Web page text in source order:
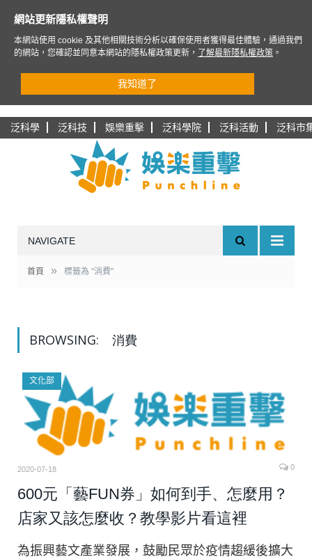
泛科學 泛科技 娛樂重擊 泛科學院 泛科活動 泛科市
NAVIGATE
首頁 » 標籤為 "消費"
BROWSING: 消費
文化部
2020-07-18 0
600元「藝FUN券」如何到手、怎麼用？
店家又該怎麼收？教學影片看這裡
為振興藝文產業發展，鼓勵民眾於疫情趨緩後擴大
網站更新隱私權聲明
本網站使用 cookie 及其他相關技術分析以確保使用者獲得最佳體驗，通過我們
的網站，您確認並同意本網站的隱私權政策更新，
了解最新隱私權政策 。
我知道了